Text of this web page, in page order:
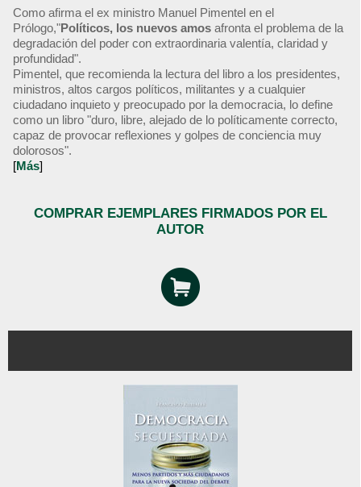
Como afirma el ex ministro Manuel Pimentel en el
Prólogo,"Políticos, los nuevos amos afronta el problema de la
degradación del poder con extraordinaria valentía, claridad y
profundidad".
Pimentel, que recomienda la lectura del libro a los presidentes,
ministros, altos cargos políticos, militantes y a cualquier
ciudadano inquieto y preocupado por la democracia, lo define
como un libro "duro, libre, alejado de lo políticamente correcto,
capaz de provocar reflexiones y golpes de conciencia muy
dolorosos".
[Más]
COMPRAR EJEMPLARES FIRMADOS POR EL
AUTOR